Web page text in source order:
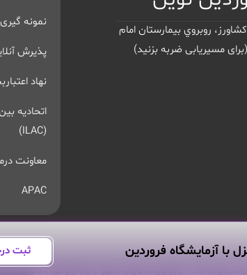
کشاورز، روبروي بيمارستان امام
نمونه
پذیرش
نهاد
اتحادیه
(ILAC)
معاونت
APAC
با آزمایشگاه فروردین ثبت